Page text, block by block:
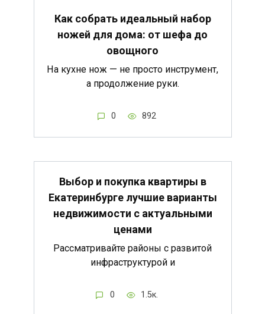
Как собрать идеальный набор
ножей для дома: от шефа до
овощного
На кухне нож — не просто инструмент,
а продолжение руки.
0 892
Выбор и покупка квартиры в
Екатеринбурге лучшие варианты
недвижимости с актуальными
ценами
Рассматривайте районы с развитой
инфраструктурой и
0 1.5к.